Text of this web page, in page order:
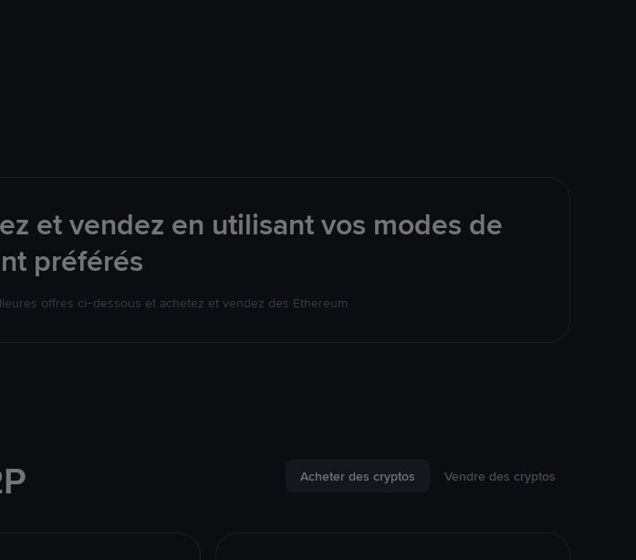
et vendez en utilisant vos modes de
préférés
offres ci-dessous et achetez et vendez des Ethereum
Acheter des cryptos Vendre des cryptos